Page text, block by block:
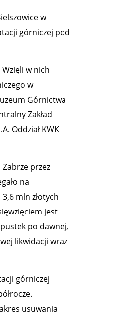
w
górniczej pod
w nich
w
Górnictwa
Zakład
Oddział KWK
przez
na
mln złotych
jest
po dawnej,
likwidacji wraz
górniczej
usuwania